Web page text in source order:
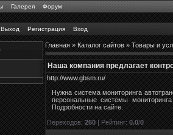
Галерея Форум
Выход Регистрация Вход
Главная»Каталог сайтов»Товары и
Наша компания предлагает
http://www.gbsm.ru/
Нужна система мониторинга
персональные системы
Подробности на сайте.
Переходов:260|Рейтинг:0.0/0